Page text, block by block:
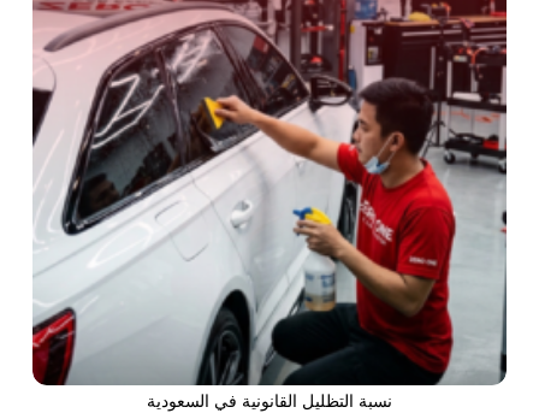
نسبة التظليل القانونية في السعودية